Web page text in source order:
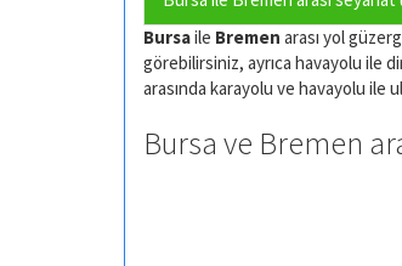
Bursaile Bremen arası yol
görebilirsiniz, ayrıca havayolu ile
arasında karayolu ve havayolu ile
Bursa ve Bremen